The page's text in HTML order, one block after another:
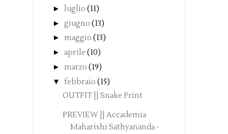
► luglio (11)
► giugno (13)
► maggio (13)
► aprile (10)
► marzo (19)
▼ febbraio (15)
OUTFIT || Snake Print
PREVIEW || Accademia
Maharishi Sathyananda -